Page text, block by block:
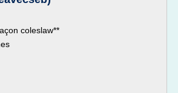
coleslaw**